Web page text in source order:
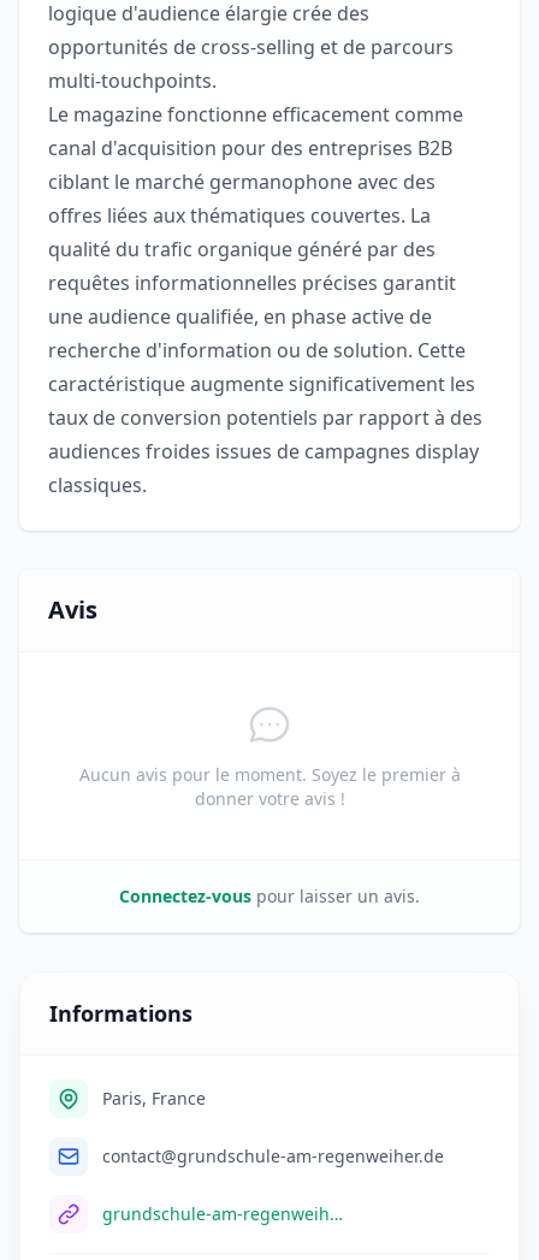
logique d'audience élargie crée des
opportunités de cross-selling et de parcours
multi-touchpoints.
Le magazine fonctionne efficacement comme
canal d'acquisition pour des entreprises B2B
ciblant le marché germanophone avec des
offres liées aux thématiques couvertes. La
qualité du trafic organique généré par des
requêtes informationnelles précises garantit
une audience qualifiée, en phase active de
recherche d'information ou de solution. Cette
caractéristique augmente significativement les
taux de conversion potentiels par rapport à des
audiences froides issues de campagnes display
classiques.
Avis
Aucun avis pour le moment. Soyez le premier à
donner votre avis !
Connectez-vous pour laisser un avis.
Informations
Paris, France
contact@grundschule-am-regenweiher.de
grundschule-am-regenweiher.de